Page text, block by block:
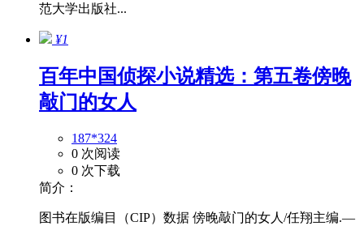
范大学出版社...
¥1
百年中国侦探小说精选：第五卷傍晚
敲门的女人
187*324
0 次阅读
0 次下载
简介：
图书在版编目（CIP）数据 傍晚敲门的女人/任翔主编.—